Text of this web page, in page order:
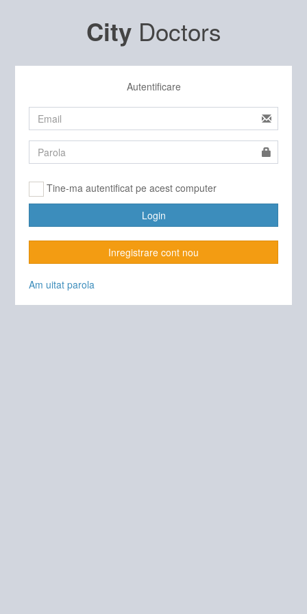
CityDoctors
Autentificare
Tine-ma autentificat pe acest computer
Login
Inregistrare cont nou
Am uitat parola